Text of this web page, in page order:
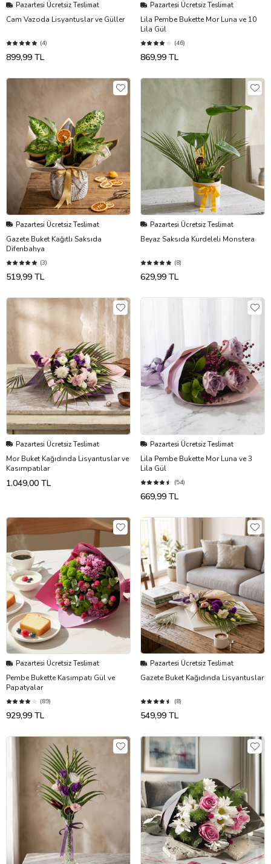
Pazartesi Ücretsiz Teslimat
Cam Vazoda Lisyantuslar ve Güller
(4)
899,99 TL
Pazartesi Ücretsiz Teslimat
Lila Pembe Bukette Mor Luna ve 10
Lila Gül
(46)
869,99 TL
Pazartesi Ücretsiz Teslimat
Gazete Buket Kağıtlı Saksıda
Difenbahya
(3)
519,99 TL
Pazartesi Ücretsiz Teslimat
Beyaz Saksıda Kurdeleli Monstera
(8)
629,99 TL
Pazartesi Ücretsiz Teslimat
Mor Buket Kağıdında Lisyantuslar ve
Kasımpatılar
1.049,00 TL
Pazartesi Ücretsiz Teslimat
Lila Pembe Bukette Mor Luna ve 3
Lila Gül
(54)
669,99 TL
Pazartesi Ücretsiz Teslimat
Pembe Bukette Kasımpatı Gül ve
Papatyalar
(89)
929,99 TL
Pazartesi Ücretsiz Teslimat
Gazete Buket Kağıdında Lisyantuslar
(8)
549,99 TL